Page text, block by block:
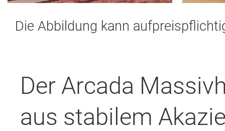
Die Abbildung kann
Der Arcada
aus stabilem